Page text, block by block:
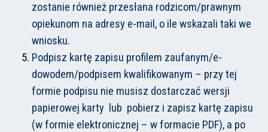
zostanie również przesłana rodzicom/prawnym
opiekunom na adresy e-mail, o ile wskazali taki we
wniosku.
Podpisz kartę zapisu profilem zaufanym/e-
dowodem/podpisem kwalifikowanym – przy tej
formie podpisu nie musisz dostarczać wersji
papierowej karty lub pobierz i zapisz kartę zapisu
(w formie elektronicznej – w formacie PDF), a po